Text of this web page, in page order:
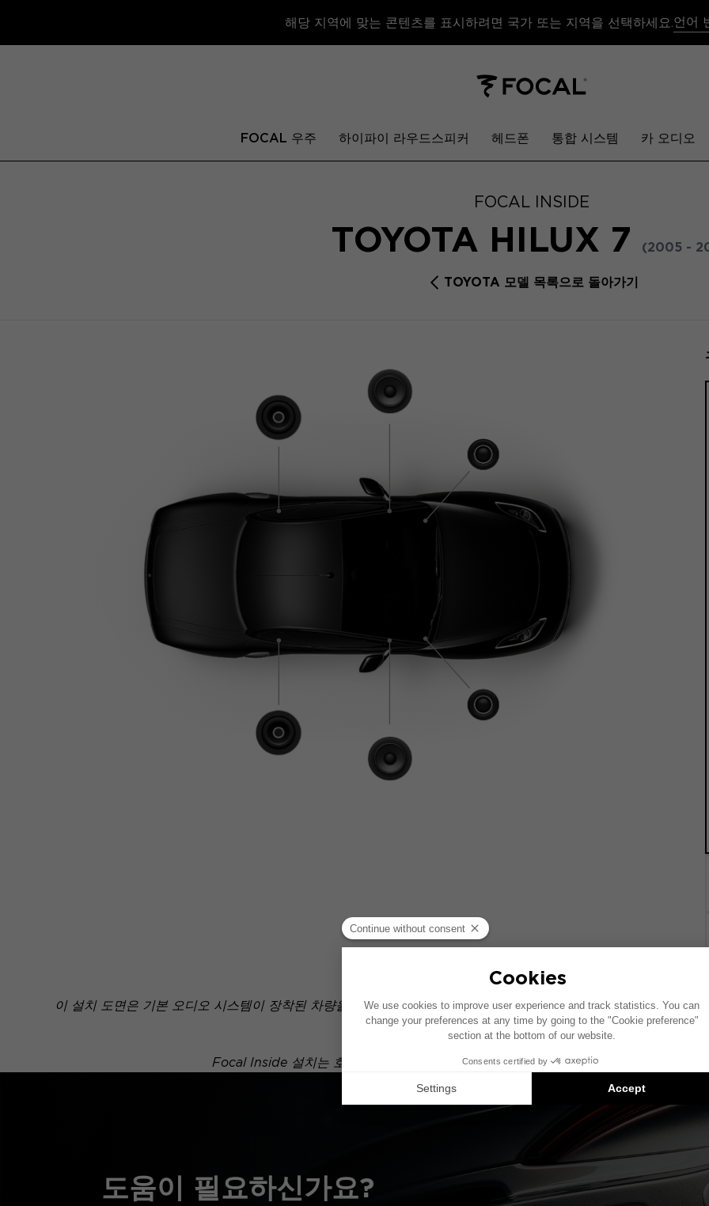
해당 지역에 맞는 콘텐츠를 표시하려면 국가 또는 지역을 선택하세요. 언어
FOCAL 우주 하이파이 라우드스피커 헤드폰 통합 시스템 카 오디오
FOCAL INSIDE
TOYOTA HILUX 7 (2005 -
TOYOTA 모델 목록으로 돌아가기
이 설치 도면은 기본 오디오 시스템이 장착된 차량을 기준으로 제작되었습니다. 차량에 특정 하이파이 옵션이 장착
질 수 있습니다.
Focal Inside 설치는 호환 가능한 제품에 대한 제안입니다: 각 구성 요소는 패키지가 아
도움이 필요하신가요?